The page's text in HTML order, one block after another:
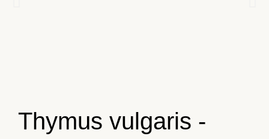
Thymus vulgaris -